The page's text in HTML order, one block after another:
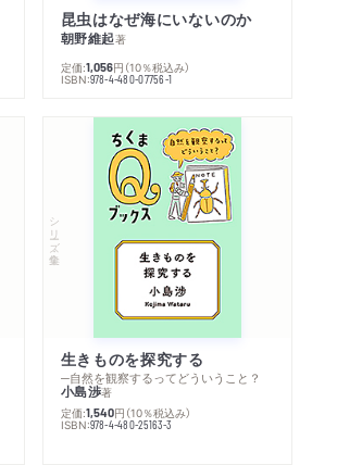
昆虫はなぜ海にいないのか
朝野維起著
定価:1,056円 （10％税込み）
ISBN:978-4-480-07756-1
シリーズ・全集
生きものを探究する
─自然を観察するってどういうこと？
小島渉著
定価:1,540円 （10％税込み）
ISBN:978-4-480-25163-3